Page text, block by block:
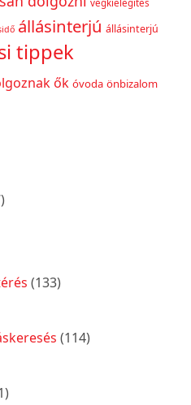
végkielégítés
állásinterjú állásinterjú
tippek
ők óvoda önbizalom
(133)
(114)